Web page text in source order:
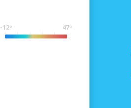
-12º 47º